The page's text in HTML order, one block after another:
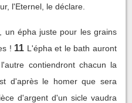
l'Eternel, le déclare.
un épha juste pour les grains
! 11 L'épha et le bath auront
contiendront chacun la
d'après le homer que sera
d'argent d'un sicle vaudra